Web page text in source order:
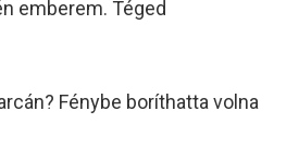
emberem. Téged
Fénybe boríthatta volna